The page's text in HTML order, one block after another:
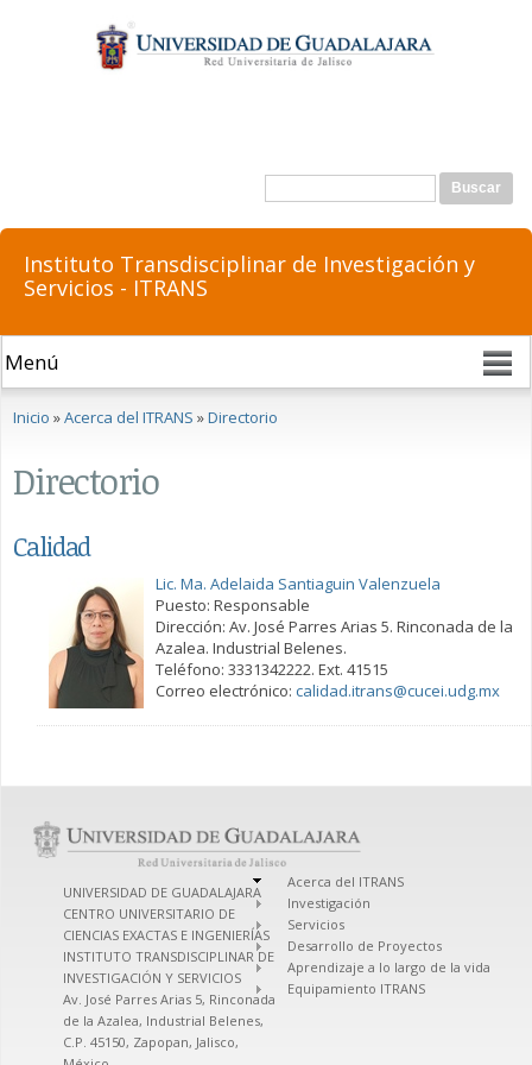
contenido
principal
Formulario de búsqueda
Buscar
Instituto Transdisciplinar de Investigación y
Servicios - ITRANS
Se encuentra usted aquí
Inicio »Acerca del ITRANS »Directorio
Directorio
Calidad
Lic. Ma. Adelaida Santiaguin Valenzuela
Puesto: Responsable
Dirección: Av. José Parres Arias 5. Rinconada de la
Azalea. Industrial Belenes.
Teléfono: 3331342222. Ext. 41515
Correo electrónico: calidad.itrans@cucei.udg.mx
UNIVERSIDAD DE GUADALAJARA
CENTRO UNIVERSITARIO DE
CIENCIAS EXACTAS E INGENIERÍAS
INSTITUTO TRANSDISCIPLINAR DE
INVESTIGACIÓN Y SERVICIOS
Av. José Parres Arias 5, Rinconada
de la Azalea, Industrial Belenes,
C.P. 45150, Zapopan, Jalisco,
Acerca del ITRANS
Investigación
Servicios
Desarrollo de Proyectos
Aprendizaje a lo largo de la vida
Equipamiento ITRANS